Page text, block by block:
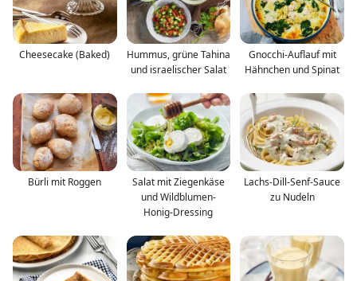
Cheesecake (Baked)
Hummus, grüne Tahina
und israelischer Salat
Gnocchi-Auflauf mit
Hähnchen und Spinat
Bürli mit Roggen
Salat mit Ziegenkäse
und Wildblumen-
Honig-Dressing
Lachs-Dill-Senf-Sauce
zu Nudeln